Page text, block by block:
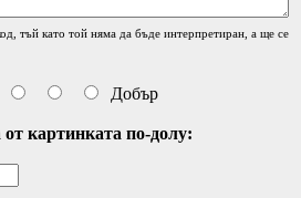
тъй като той няма да бъде интерпретиран, а ще се
Добър
картинката по-долу: